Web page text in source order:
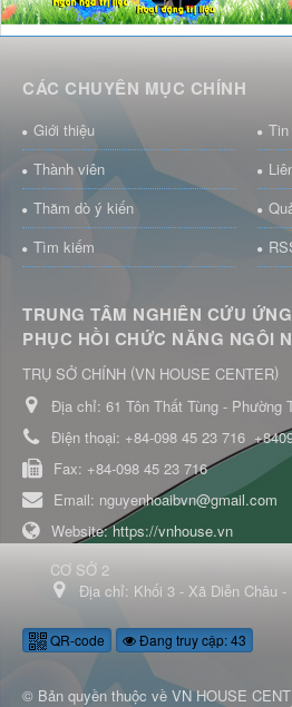
CÁC CHUYÊN MỤC CHÍNH
Giới thiệu
Thành viên
Thăm dò ý kiến
Tìm kiếm
TRUNG TÂM NGHIÊN CỨU
PHỤC HỒI CHỨC NĂNG NGÔI
TRỤ SỞ CHÍNH (VN HOUSE CENTER)
Địa chỉ: 61 Tôn Thất Tùng - Phường
Điện thoại: +84-098 45 23 716
Fax: +84-098 45 23 716
Email: nguyenhoaibvn@gmail.com
Website:https://vnhouse.vn
CƠ SỞ 2
Địa chỉ: Khối 3 - Xã Diễn Châu -
QR-code Đang truy cập: 43
© Bản quyền thuộc về VN HOUSE